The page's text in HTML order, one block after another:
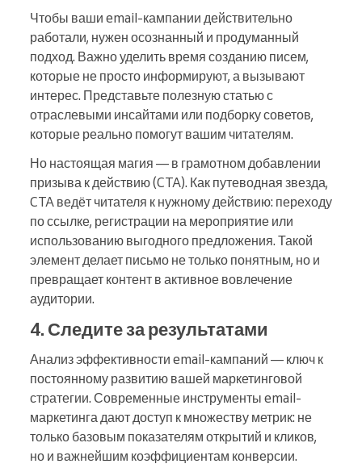
Чтобы ваши email-кампании действительно
работали, нужен осознанный и продуманный
подход. Важно уделить время созданию писем,
которые не просто информируют, а вызывают
интерес. Представьте полезную статью с
отраслевыми инсайтами или подборку советов,
которые реально помогут вашим читателям.
Но настоящая магия — в грамотном добавлении
призыва к действию (CTA). Как путеводная звезда,
CTA ведёт читателя к нужному действию: переходу
по ссылке, регистрации на мероприятие или
использованию выгодного предложения. Такой
элемент делает письмо не только понятным, но и
превращает контент в активное вовлечение
аудитории.
4. Следите за результатами
Анализ эффективности email-кампаний — ключ к
постоянному развитию вашей маркетинговой
стратегии. Современные инструменты email-
маркетинга дают доступ к множеству метрик: не
только базовым показателям открытий и кликов,
но и важнейшим коэффициентам конверсии.